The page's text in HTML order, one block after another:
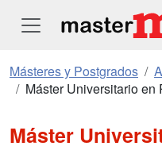
Másteres y Postgrados
Máster Universitario en
Máster